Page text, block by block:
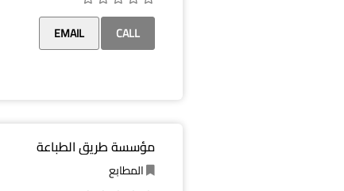
CALL
EMAIL
مؤسسة طريق الطباعة
المطابع